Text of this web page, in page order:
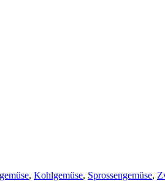
, Kohlgemüse, Sprossengemüse,